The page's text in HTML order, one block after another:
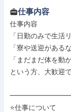
仕事内容
仕事内容
「日勤のみで生活
「寮や送迎がある
「まだまだ体を動
という方、大歓迎
⭐仕事について